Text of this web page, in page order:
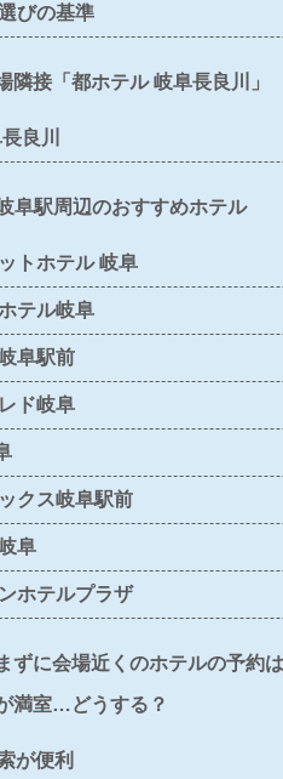
〇
〇 〇
× 〇
〇 〇
×
〇 ×
びの基準
隣接「都ホテル 岐阜長良川」
良川
阜駅周辺のおすすめホテル
トホテル 岐阜
テル岐阜
阜駅前
ド岐阜
クス岐阜駅前
阜
ホテルプラザ
ずに会場近くのホテルの予約
満室…どうする？
が便利